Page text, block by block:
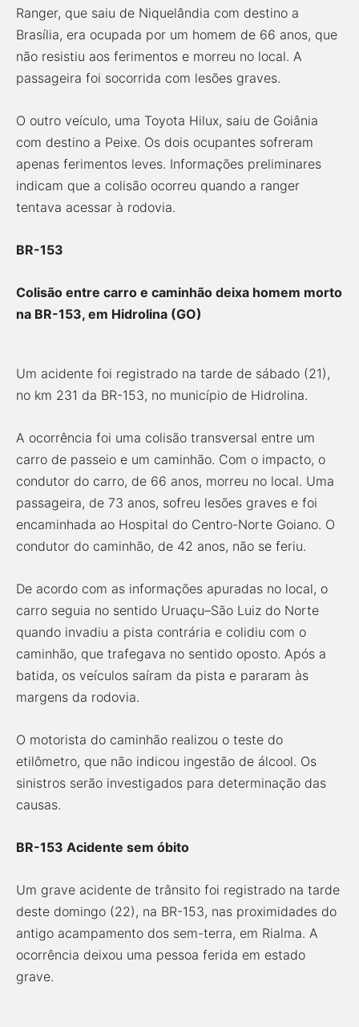
Ranger, que saiu de Niquelândia com destino a
Brasília, era ocupada por um homem de 66 anos, que
não resistiu aos ferimentos e morreu no local. A
passageira foi socorrida com lesões graves.
O outro veículo, uma Toyota Hilux, saiu de Goiânia
com destino a Peixe. Os dois ocupantes sofreram
apenas ferimentos leves. Informações preliminares
indicam que a colisão ocorreu quando a ranger
tentava acessar à rodovia.
BR-153
Colisão entre carro e caminhão deixa homem morto
na BR-153, em Hidrolina (GO)
Um acidente foi registrado na tarde de sábado (21),
no km 231 da BR-153, no município de Hidrolina.
A ocorrência foi uma colisão transversal entre um
carro de passeio e um caminhão. Com o impacto, o
condutor do carro, de 66 anos, morreu no local. Uma
passageira, de 73 anos, sofreu lesões graves e foi
encaminhada ao Hospital do Centro-Norte Goiano. O
condutor do caminhão, de 42 anos, não se feriu.
De acordo com as informações apuradas no local, o
carro seguia no sentido Uruaçu–São Luiz do Norte
quando invadiu a pista contrária e colidiu com o
caminhão, que trafegava no sentido oposto. Após a
batida, os veículos saíram da pista e pararam às
margens da rodovia.
O motorista do caminhão realizou o teste do
etilômetro, que não indicou ingestão de álcool. Os
sinistros serão investigados para determinação das
causas.
BR-153 Acidente sem óbito
Um grave acidente de trânsito foi registrado na tarde
deste domingo (22), na BR-153, nas proximidades do
antigo acampamento dos sem-terra, em Rialma. A
ocorrência deixou uma pessoa ferida em estado
grave.